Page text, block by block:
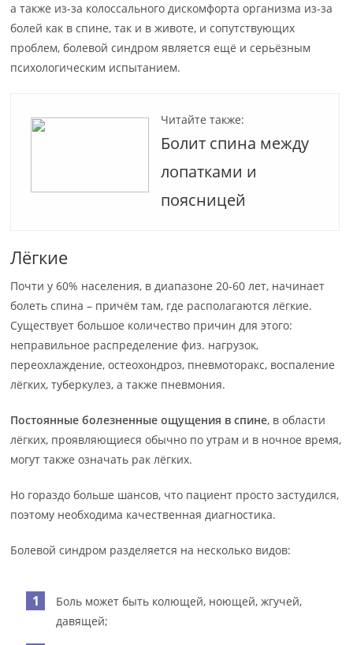
а также из-за колоссального дискомфорта организма из-за
болей как в спине, так и в животе, и сопутствующих
проблем, болевой синдром является ещё и серьёзным
психологическим испытанием.
Читайте также:
Болит спина между
лопатками и
поясницей
Лёгкие
Почти у 60% населения, в диапазоне 20-60 лет, начинает
болеть спина – причём там, где располагаются лёгкие.
Существует большое количество причин для этого:
неправильное распределение физ. нагрузок,
переохлаждение, остеохондроз, пневмоторакс, воспаление
лёгких, туберкулез, а также пневмония.
Постоянные болезненные ощущения в спине, в области
лёгких, проявляющиеся обычно по утрам и в ночное время,
могут также означать рак лёгких.
Но гораздо больше шансов, что пациент просто застудился,
поэтому необходима качественная диагностика.
Болевой синдром разделяется на несколько видов:
Боль может быть колющей, ноющей, жгучей,
давящей;